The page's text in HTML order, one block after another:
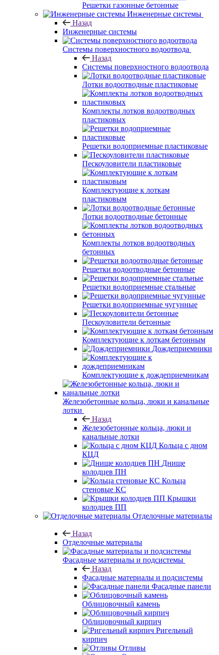
Решетки газонные бетонные
Инженерные системы
Назад
Инженерные системы
Системы поверхностного водоотвода
Назад
Системы поверхностного водоотвода
Лотки водоотводные пластиковые
Комплекты лотков водоотводных
пластиковых
Решетки водоприемные пластиковые
Пескоуловители пластиковые
Комплектующие к лоткам
пластиковым
Лотки водоотводные бетонные
Комплекты лотков водоотводных
бетонных
Решетки водоотводные бетонные
Решетки водоприемные стальные
Решетки водоприемные чугунные
Пескоуловители бетонные
Комплектующие к лоткам бетонным
Дождеприемники
Комплектующие к дождеприемникам
Железобетонные кольца, люки и канальные
лотки
Назад
Железобетонные кольца, люки и
канальные лотки
Кольца с дном
КЦД
Днище
колодцев ПН
Кольца
стеновые КС
Крышки
колодцев ПП
Отделочные материалы
Назад
Отделочные материалы
Фасадные материалы и подсистемы
Назад
Фасадные материалы и подсистемы
Фасадные панели
Облицовочный камень
Облицовочный кирпич
Ригельный
кирпич
Отливы